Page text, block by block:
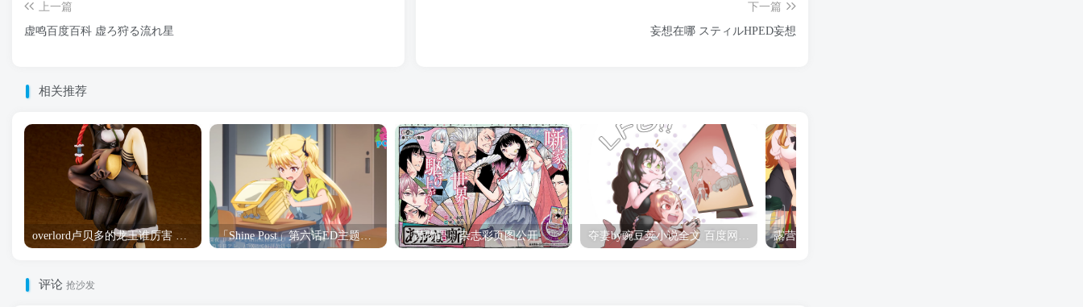
上一篇
虚鸣百度百科 虚ろ狩る流れ星
下一篇
妄想在哪 スティルHPED妄想
相关推荐
overlord卢贝多的龙王谁厉害 「Overlord」露普斯蕾琪娜·贝塔手办开订 「Shine Post」第六话ED主题曲「Yellow Rose」无字幕MV公开 「茜物语」杂志彩页图公开 夺妻by豌豆荚小说全文 百度网盘 Duo!
评论 抢沙发